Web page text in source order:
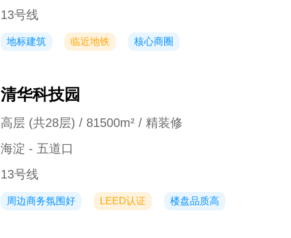
13号线
地标建筑 临近地铁 核心商圈
清华科技园
高层 (共28层) / 81500m² / 精装修
海淀 - 五道口
13号线
周边商务氛围好 LEED认证 楼盘品质高